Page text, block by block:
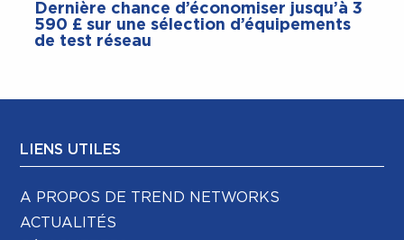
Dernière chance d’économiser jusqu’à 3
590 £ sur une sélection d’équipements
de test réseau
LIENS UTILES
A PROPOS DE TREND NETWORKS
ACTUALITÉS